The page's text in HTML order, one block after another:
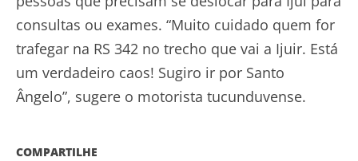
consultas ou exames. “Muito cuidado quem for
trafegar na RS 342 no trecho que vai a Ijuir. Está
um verdadeiro caos! Sugiro ir por Santo
Ângelo”, sugere o motorista tucunduvense.
COMPARTILHE